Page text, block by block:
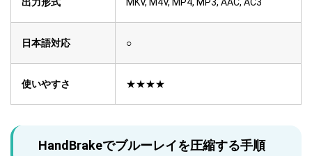
日本語対応 ○
使いやすさ ★★★★
HandBrakeでブルーレイを圧縮する手順